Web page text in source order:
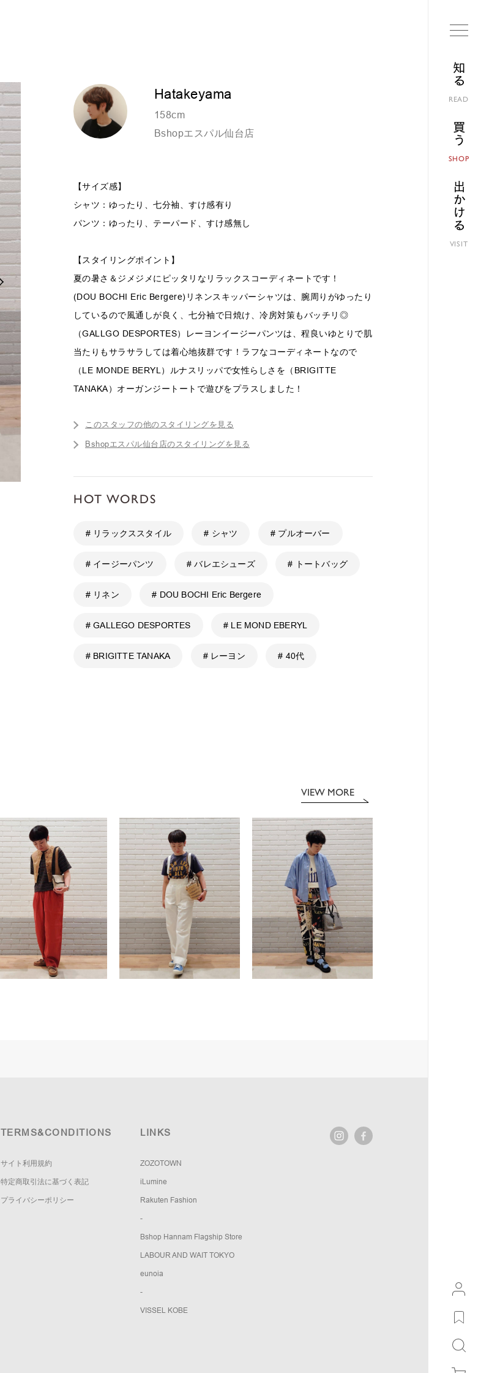
知る
READ
買う
SHOP
出かける
VISIT
Hatakeyama
158cm
Bshopエスパル仙台店
【サイズ感】
シャツ：ゆったり、七分袖、すけ感有り
パンツ：ゆったり、テーパード、すけ感無し
【スタイリングポイント】
夏の暑さ＆ジメジメにピッタリなリラックスコーディネートです！
(DOU BOCHI Eric Bergere)リネンスキッパーシャツは、腕周りがゆったり
しているので風通しが良く、七分袖で日焼け、冷房対策もバッチリ◎
（GALLGO DESPORTES）レーヨンイージーパンツは、程良いゆとりで肌
当たりもサラサラしては着心地抜群です！ラフなコーディネートなので
（LE MONDE BERYL）ルナスリッパで女性らしさを（BRIGITTE
TANAKA）オーガンジートートで遊びをプラスしました！
このスタッフの他のスタイリングを見る
Bshopエスパル仙台店のスタイリングを見る
HOT WORDS
# リラックススタイル # シャツ # プルオーバー
# イージーパンツ # バレエシューズ # トートバッグ
# リネン # DOU BOCHI Eric Bergere
# GALLEGO DESPORTES # LE MOND EBERYL
# BRIGITTE TANAKA # レーヨン # 40代
VIEW MORE
TERMS&CONDITIONS
サイト利用規約
特定商取引法に基づく表記
プライバシーポリシー
LINKS
ZOZOTOWN
iLumine
Rakuten Fashion
-
Bshop Hannam Flagship Store
LABOUR AND WAIT TOKYO
eunoia
-
VISSEL KOBE